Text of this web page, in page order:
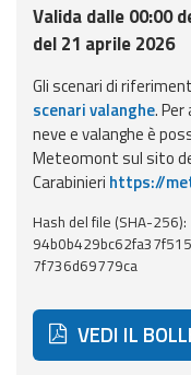
Strumenti
Operativi
Report
Aggiornamenti
Informazioni
utili
Domande
Valida dalle 00:00
del 21 aprile 2026
Gli scenari di
scenari valanghe.
neve e valanghe è
Meteomont sul sito
Carabinieri https://
Hash del file (SHA-256):
7f736d69779ca
VEDI IL